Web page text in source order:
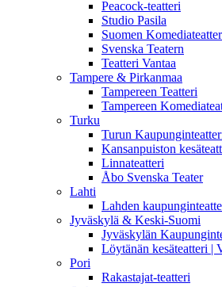
Peacock-teatteri
Studio Pasila
Suomen
Svenska Teatern
Teatteri Vantaa
Tampere & Pirkanmaa
Tampereen Teatteri
Tampereen
Turku
Turun
Kansanpuiston
Linnateatteri
Åbo Svenska Teater
Lahti
Lahden
Jyväskylä & Keski-Suomi
Jyväskylän
Löytänän kesäteatteri |
Pori
Rakastajat-teatteri